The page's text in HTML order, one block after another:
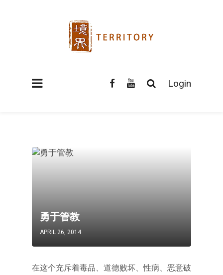
Login
勇于管教
APRIL 26, 2014
在这个充斥着毒品、道德败坏、性病、恶意破